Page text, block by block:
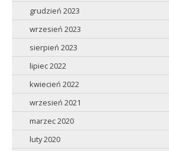
grudzień 2023
wrzesień 2023
sierpień 2023
lipiec 2022
kwiecień 2022
wrzesień 2021
marzec 2020
luty 2020